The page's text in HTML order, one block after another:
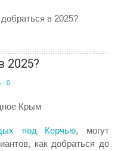
в 2025?
2025?
0
под Керчью, могут
как добраться до